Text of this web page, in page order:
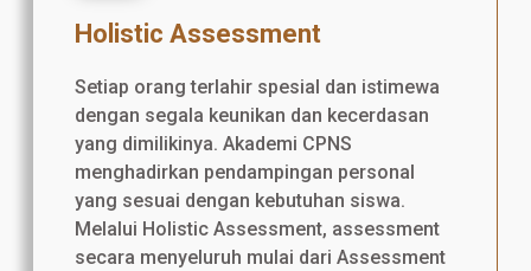
Holistic Assessment
Setiap orang terlahir spesial dan istimewa
dengan segala keunikan dan kecerdasan
yang dimilikinya. Akademi CPNS
menghadirkan pendampingan personal
yang sesuai dengan kebutuhan siswa.
Melalui Holistic Assessment, assessment
secara menyeluruh mulai dari Assessment